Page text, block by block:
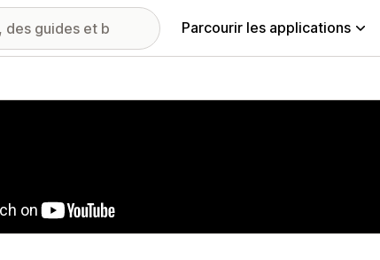
Parcourir les applications
vedette